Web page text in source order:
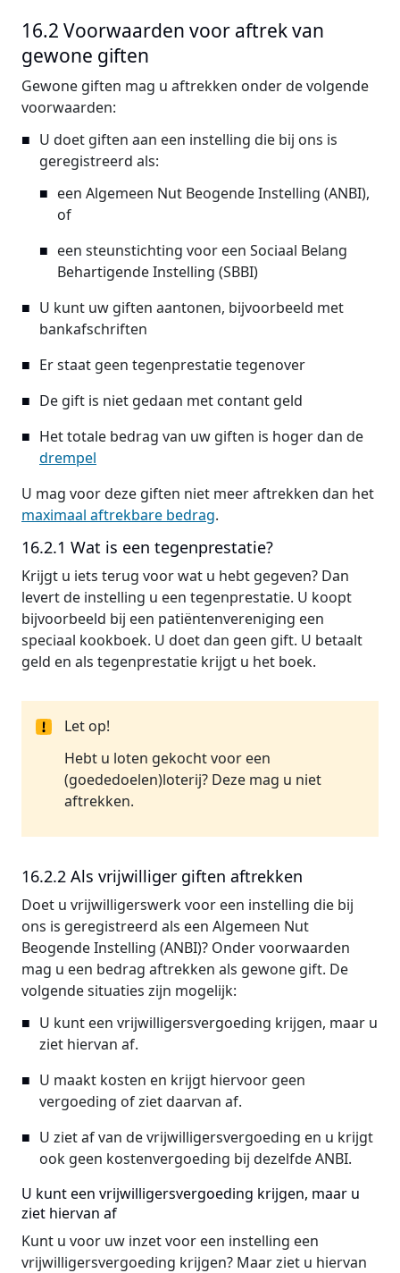
16.2 Voorwaarden voor aftrek van
gewone giften
Gewone giften mag u aftrekken onder de volgende
voorwaarden:
U doet giften aan een instelling die bij ons is
geregistreerd als:
een Algemeen Nut Beogende Instelling (ANBI),
of
een steunstichting voor een Sociaal Belang
Behartigende Instelling (SBBI)
U kunt uw giften aantonen, bijvoorbeeld met
bankafschriften
Er staat geen tegenprestatie tegenover
De gift is niet gedaan met contant geld
Het totale bedrag van uw giften is hoger dan de
drempel
U mag voor deze giften niet meer aftrekken dan het
maximaal aftrekbare bedrag.
16.2.1 Wat is een tegenprestatie?
Krijgt u iets terug voor wat u hebt gegeven? Dan
levert de instelling u een tegenprestatie. U koopt
bijvoorbeeld bij een patiëntenvereniging een
speciaal kookboek. U doet dan geen gift. U betaalt
geld en als tegenprestatie krijgt u het boek.
Let op!
Hebt u loten gekocht voor een
(goededoelen)loterij? Deze mag u niet
aftrekken.
16.2.2 Als vrijwilliger giften aftrekken
Doet u vrijwilligerswerk voor een instelling die bij
ons is geregistreerd als een Algemeen Nut
Beogende Instelling (ANBI)? Onder voorwaarden
mag u een bedrag aftrekken als gewone gift. De
volgende situaties zijn mogelijk:
U kunt een vrijwilligersvergoeding krijgen, maar u
ziet hiervan af.
U maakt kosten en krijgt hiervoor geen
vergoeding of ziet daarvan af.
U ziet af van de vrijwilligersvergoeding en u krijgt
ook geen kostenvergoeding bij dezelfde ANBI.
U kunt een vrijwilligersvergoeding krijgen, maar u
ziet hiervan af
Kunt u voor uw inzet voor een instelling een
vrijwilligersvergoeding krijgen? Maar ziet u hiervan